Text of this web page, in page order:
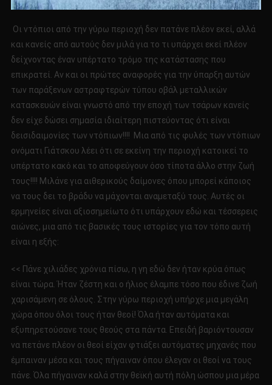
Οι ντόπιοι από την γύρω περιοχή δεν πατάνε πλέον εκεί, αλλά
και κανείς από αυτούς δεν μιλά για το τι υπάρχει εκεί πλέον
δείχνοντας έναν υπέρτατο τρόμο της κατάστασης που
επικρατεί. Αν και οι πρώτες αναφορές για την ύπαρξη αυτών
των παράξενων αστραφτερών τύπου οβάλ μεταλλικών
κατασκευών είναι γνωστό από την εποχή των τσάρων κανείς
δεν είχε δώσει σημασία ιδιαίτερη πιστεύοντας ότι είναι
δεισιδαιμονίες των ντόπιων!!!! Μια από τις φυλές των ντόπιων
ονόματι Γιάτσκου λέει ότι σε εκείνη την περιοχή κατοικεί το
υπέρτατο κακό και το αποφεύγουν όσο τίποτα άλλο στην ζωή
τους!!!! Μιλάνε για αιθερικούς δαίμονες όπου μπορεί κάποιος
να τους δει το βράδυ να μάχονται αναμεταξύ τους. Αυτές οι
ερμηνείες είναι αξιοσημείωτο ότι υπάρχουν εδώ και τέσσερεις
αιώνες, μια από τις βασικές τους ιστορίες για τον τόπο αυτή
είναι η εξής:
<< Πάνε χιλιάδες χρόνια πίσω, η γη εδώ δεν ήταν κρύα όπως
είναι τώρα. Ήταν ζέστη και ο ήλιος έλαμπε τόσο που έδινε ζωή
χαρισάμενη σε όλους. Στην γύρω περιοχή υπήρχε μια μεγάλη
χώρα όπου όλοι τους ήταν θεοί! Όλα ήταν αυτόματα και
εξυπηρετούσανε τους θεούς στα πάντα. Επειδή βαριόντουσαν
να πετάνε πλέον οι θεοί είχαν φτιάξει αυτόματες μηχανές που
έμπαιναν μέσα και τους πήγαιναν όπου έλεγαν οι θεοί να τους
πάνε. Όλα πήγαιναν καλά στην θεϊκή αυτή πόλη ώσπου μια μέρα